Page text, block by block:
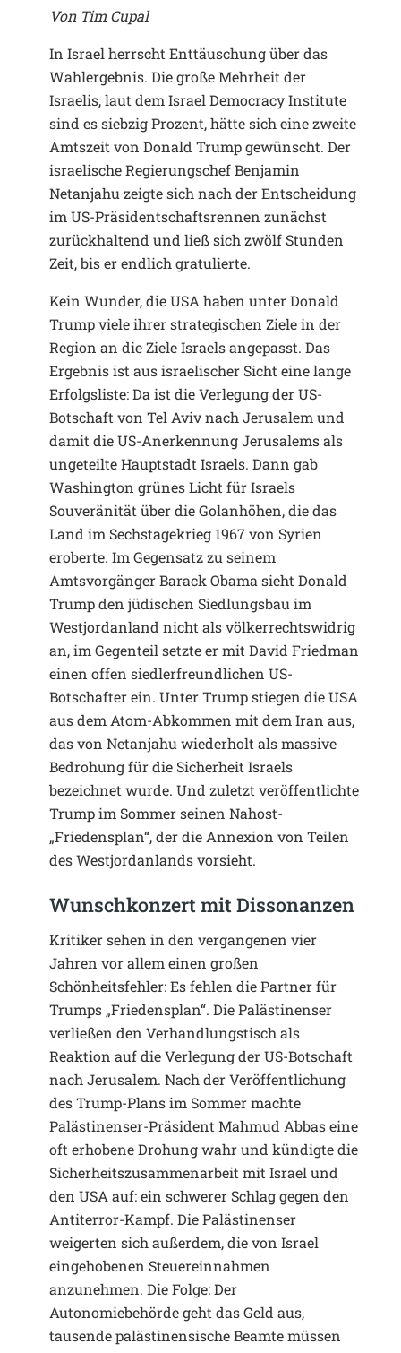
Von Tim Cupal
In Israel herrscht Enttäuschung über das
Wahlergebnis. Die große Mehrheit der
Israelis, laut dem Israel Democracy Institute
sind es siebzig Prozent, hätte sich eine zweite
Amtszeit von Donald Trump gewünscht. Der
israelische Regierungschef Benjamin
Netanjahu zeigte sich nach der Entscheidung
im US-Präsidentschaftsrennen zunächst
zurückhaltend und ließ sich zwölf Stunden
Zeit, bis er endlich gratulierte.
Kein Wunder, die USA haben unter Donald
Trump viele ihrer strategischen Ziele in der
Region an die Ziele Israels angepasst. Das
Ergebnis ist aus israelischer Sicht eine lange
Erfolgsliste: Da ist die Verlegung der US-
Botschaft von Tel Aviv nach Jerusalem und
damit die US-Anerkennung Jerusalems als
ungeteilte Hauptstadt Israels. Dann gab
Washington grünes Licht für Israels
Souveränität über die Golanhöhen, die das
Land im Sechstagekrieg 1967 von Syrien
eroberte. Im Gegensatz zu seinem
Amtsvorgänger Barack Obama sieht Donald
Trump den jüdischen Siedlungsbau im
Westjordanland nicht als völkerrechtswidrig
an, im Gegenteil setzte er mit David Friedman
einen offen siedlerfreundlichen US-
Botschafter ein. Unter Trump stiegen die USA
aus dem Atom-Abkommen mit dem Iran aus,
das von Netanjahu wiederholt als massive
Bedrohung für die Sicherheit Israels
bezeichnet wurde. Und zuletzt veröffentlichte
Trump im Sommer seinen Nahost-
„Friedensplan“, der die Annexion von Teilen
des Westjordanlands vorsieht.
Wunschkonzert mit Dissonanzen
Kritiker sehen in den vergangenen vier
Jahren vor allem einen großen
Schönheitsfehler: Es fehlen die Partner für
Trumps „Friedensplan“. Die Palästinenser
verließen den Verhandlungstisch als
Reaktion auf die Verlegung der US-Botschaft
nach Jerusalem. Nach der Veröffentlichung
des Trump-Plans im Sommer machte
Palästinenser-Präsident Mahmud Abbas eine
oft erhobene Drohung wahr und kündigte die
Sicherheitszusammenarbeit mit Israel und
den USA auf: ein schwerer Schlag gegen den
Antiterror-Kampf. Die Palästinenser
weigerten sich außerdem, die von Israel
eingehobenen Steuereinnahmen
anzunehmen. Die Folge: Der
Autonomiebehörde geht das Geld aus,
tausende palästinensische Beamte müssen